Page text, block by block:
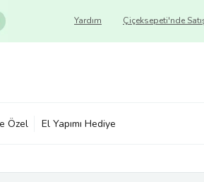
Çiçeksepeti'nde
Yardım
Özel El Yapımı Hediye